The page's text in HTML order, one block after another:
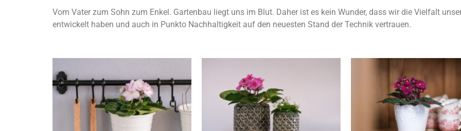
Vom Vater zum Sohn zum Enkel. Gartenbau liegt uns im Blut. Daher ist es kein Wunder, dass wir die Vielfalt
entwickelt haben und auch in Punkto Nachhaltigkeit auf den neuesten Stand der Technik vertrauen.